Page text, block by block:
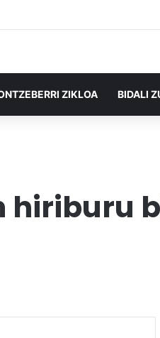
ZIKLOA BIDALI
hiriburu